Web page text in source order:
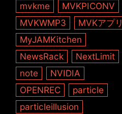
mvkme
MVKPICONV
MVKWMP3
MVKアプリ
MyJAMKitchen
NewsRack
NextLimit
note
NVIDIA
OPENREC
particle
particleillusion